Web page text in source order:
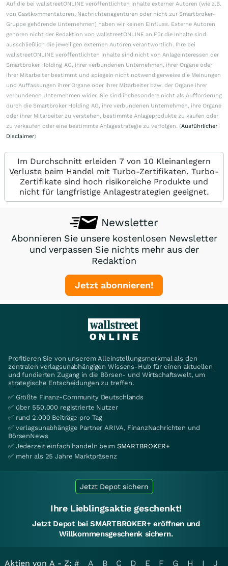
Auf die bei wallstreetONLINE veröffentlichten Inhalte externer Autoren (wie z.B.
von Gastkommentatoren, Nachrichtenagenturen oder nicht zur Smartbroker-
Gruppe gehörende Unternehmen) haben wir keinen Einfluss. Externe Autoren
gehören nicht der Redaktion von wallstreetONLINE an.Für die Inhalte sind
ausschließlich die jeweiligen externen Autoren verantwortlich. Ihre bei
wallstreetONLINE veröffentlichten Inhalte sind nicht von Anlageinteressen der
Smartbroker Holding AG, ihrer verbundenen Unternehmen, ihrer Organe oder
ihrer Mitarbeiter bestimmt und spiegeln nicht notwendigerweise die Meinungen
und Auffassungen ihrer Organe oder ihrer Mitarbeiter bzw. der Organe ihrer
verbundenen Unternehmen wider. Sie sind insbesondere nicht als Aufforderung
durch die Smartbroker Holding AG, ihre verbundenen Unternehmen, ihre Organe
oder ihrer Mitarbeiter zu verstehen, bestimmte Anlageprodukte zu kaufen oder
zu verkaufen oder eine bestimmte Anlagestrategie zu verfolgen. (Ausführlicher
Disclaimer)
Im Durchschnitt erleiden 7 von 10 Kleinanlegern
Verluste beim Handel mit Turbo-Zertifikaten. Turbo-
Zertifikate sind hoch risikoreiche Produkte und
nicht für langfristige Anlagestrategien geeignet.
Newsletter
Abonnieren Sie unsere kostenlosen Newsletter
und verpassen Sie nichts mehr aus der
Redaktion
Jetzt abonnieren!
Profitieren Sie von unserem Alleinstellungsmerkmal als den
zentralen verlagsunabhängigen Wissens-Hub für einen aktuellen
und fundierten Zugang in die Börsen- und Wirtschaftswelt, um
strategische Entscheidungen zu treffen.
✅ Größte Finanz-Community Deutschlands
✅ über 550.000 registrierte Nutzer
✅ rund 2.000 Beiträge pro Tag
✅ verlagsunabhängige Partner ARIVA, FinanzNachrichten und
BörsenNews
✅ Jederzeit einfach handeln beim SMARTBROKER+
✅ mehr als 25 Jahre Marktpräsenz
Jetzt Depot sichern
Ihre Lieblingsaktie geschenkt!
Jetzt Depot bei SMARTBROKER+ eröffnen und
Willkommensgeschenk sichern.
Aktien von A - Z: # A B C D E F G H I
J